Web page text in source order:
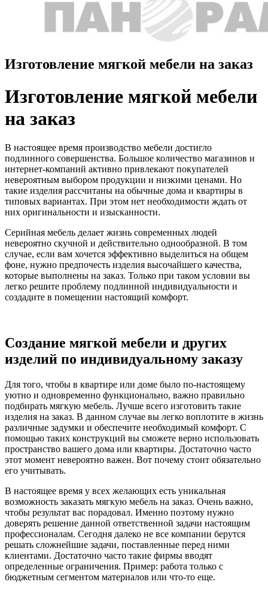
Изготовление мягкой мебели на заказ
Изготовление мягкой мебели
на заказ
В настоящее время производство мебели достигло
подлинного совершенства. Большое количество магазинов и
интернет-компаний активно привлекают покупателей
невероятным выбором продукции и низкими ценами. Но
такие изделия рассчитаны на обычные дома и квартиры в
типовых вариантах. При этом нет необходимости ждать от
них оригинальности и изысканности.
Серийная мебель делает жизнь современных людей
невероятно скучной и действительно однообразной. В том
случае, если вам хочется эффективно выделиться на общем
фоне, нужно предпочесть изделия высочайшего качества,
которые выполнены на заказ. Только при таком условии вы
легко решите проблему подлинной индивидуальности и
создадите в помещении настоящий комфорт.
Создание мягкой мебели и других
изделий по индивидуальному заказу
Для того, чтобы в квартире или доме было по-настоящему
уютно и одновременно функционально, важно правильно
подбирать мягкую мебель. Лучше всего изготовить такие
изделия на заказ. В данном случае вы легко воплотите в жизнь
различные задумки и обеспечите необходимый комфорт. С
помощью таких конструкций вы сможете верно использовать
пространство вашего дома или квартиры. Достаточно часто
этот момент невероятно важен. Вот почему стоит обязательно
его учитывать.
В настоящее время у всех желающих есть уникальная
возможность заказать мягкую мебель на заказ. Очень важно,
чтобы результат вас порадовал. Именно поэтому нужно
доверять решение данной ответственной задачи настоящим
профессионалам. Сегодня далеко не все компании берутся
решать сложнейшие задачи, поставленные перед ними
клиентами. Достаточно часто такие фирмы вводят
определенные ограничения. Пример: работа только с
бюджетным сегментом материалов или что-то еще.